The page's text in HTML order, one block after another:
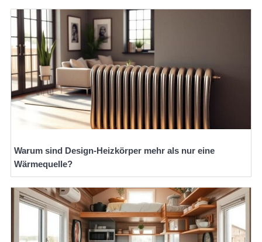
Warum sind Design-Heizkörper mehr als nur eine
Wärmequelle?